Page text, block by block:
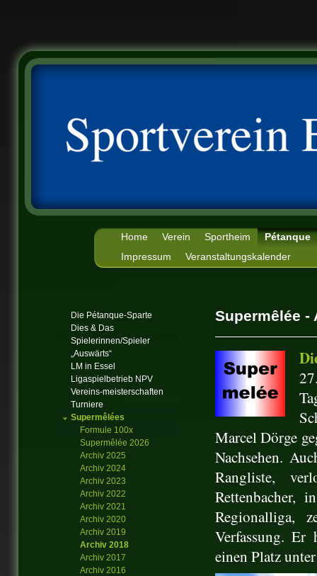
Home Verein Sportheim
Pétanque
Impressum
Veranstaltungskalender
Supermêlée -
Marcel Dörge
Nachsehen.
Rangliste,
Rettenbacher,
Regionalliga,
Verfassung. Er
einen Platz
Die Pétanque-Sparte
Dies & Das
Spielerinnen/Spieler
„Auswärts“
LM in Essel
Ligaspielbetrieb NPV
Vereins-meisterschaften
Turniere
Supermêlées
Formule 100x
Supermêlée 2026
Archiv 2025
Archiv 2024
Archiv 2023
Archiv 2022
Archiv 2021
Archiv 2020
Archiv 2019
Archiv 2018
Archiv 2017
Archiv 2016